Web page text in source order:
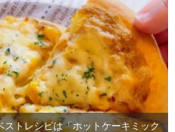
ストレシピは「ホットケーキミック